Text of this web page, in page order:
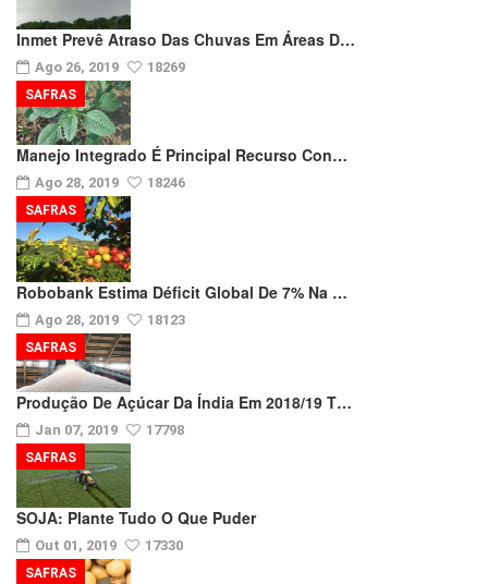
Inmet Prevê Atraso Das Chuvas Em Áreas D…
Ago 26, 2019 18269
Manejo Integrado É Principal Recurso Con…
Ago 28, 2019 18246
SAFRAS
Robobank Estima Déficit Global De 7% Na …
Ago 28, 2019 18123
SAFRAS
Produção De Açúcar Da Índia Em 2018/19 T…
Jan 07, 2019 17798
SAFRAS
SOJA: Plante Tudo O Que Puder
Out 01, 2019 17330
SAFRAS
SAFRAS